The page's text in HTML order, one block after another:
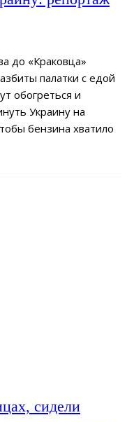
до «Краковца»
палатки с едой
обогреться и
Украину на
бензина хватило
сидели